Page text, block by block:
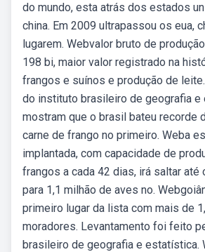
do mundo, esta atrás dos estados
china. Em 2009 ultrapassou os eua,
lugarem. Webvalor bruto de
198 bi, maior valor registrado na
frangos e suínos e produção de
do instituto brasileiro de geografia
mostram que o brasil bateu recorde
carne de frango no primeiro. Weba
implantada, com capacidade de
frangos a cada 42 dias, irá saltar até
para 1,1 milhão de aves no.
primeiro lugar da lista com mais de
moradores. Levantamento foi feito
brasileiro de geografia e estatística.